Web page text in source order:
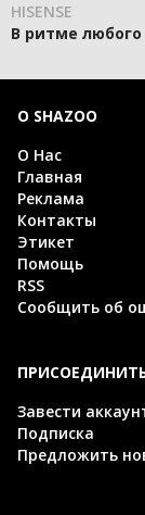
HISENSE
В ритме любого
О SHAZOO
О Нас
Главная
Реклама
Контакты
Этикет
Помощь
RSS
Сообщить об
Завести
Подписка
Предложить